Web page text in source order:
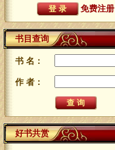
免费注册
书目查询
书 名：
作 者：
好书共赏